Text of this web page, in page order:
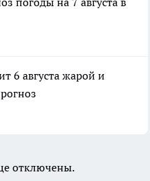
6 августа жарой и
отключены.